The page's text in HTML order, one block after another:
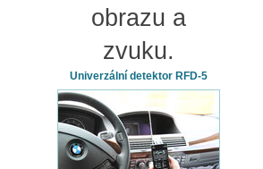
obrazu a
zvuku.
Univerzální detektor RFD-5